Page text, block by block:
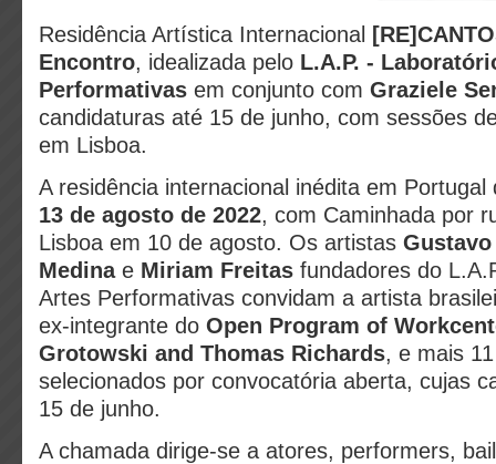
Residência Artística Internacional
Encontro, idealizada pelo L.A.P. -
Performativas em conjunto com Graziele
candidaturas até 15 de junho, com sessões
em Lisboa.
A residência internacional inédita em
13 de agosto de 2022, com Caminhada por
Lisboa em 10 de agosto. Os artistas
Medina e Miriam Freitas fundadores do
Artes Performativas convidam a artista
ex-integrante do Open Program of
Grotowski and Thomas Richards, e mais
selecionados por convocatória aberta, cujas
15 de junho.
A chamada dirige-se a atores, performers,